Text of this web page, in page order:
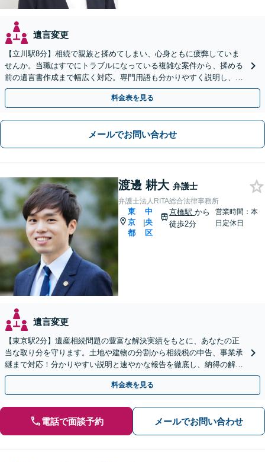
遺言変更
【立川駅8分】相続で親族と揉めてしまい、心身ともに疲弊していま
せんか。当職はすでにトラブルになっている複雑な案件から、揉める
前の遺言書作成まで幅広く対応。専門用語も分かりやすく説明し、ご
依頼者様の心に最後まで寄り添います【web面談可】
料金表を見る
メールでお問い合わせ
渡邊 耕大 弁護士
弁護士法人RITA総合法律事務所
東
京
都
|
中
央
区
京橋駅から
徒歩2分
営業時間：本
日定休日
遺言変更
【東京駅2分】遺産相続問題の豊富な解決実績をもとに、あなたの正
当な取り分を守ります。土地や建物の分割から相続税の申告、事業承
継まで対応！分かりやすい説明と速やかな報告を徹底し、納得の解決
を目指します【夜間や休日相談可】【オンライン相談可】
料金表を見る
電話で面談予約 メールでお問い合わせ